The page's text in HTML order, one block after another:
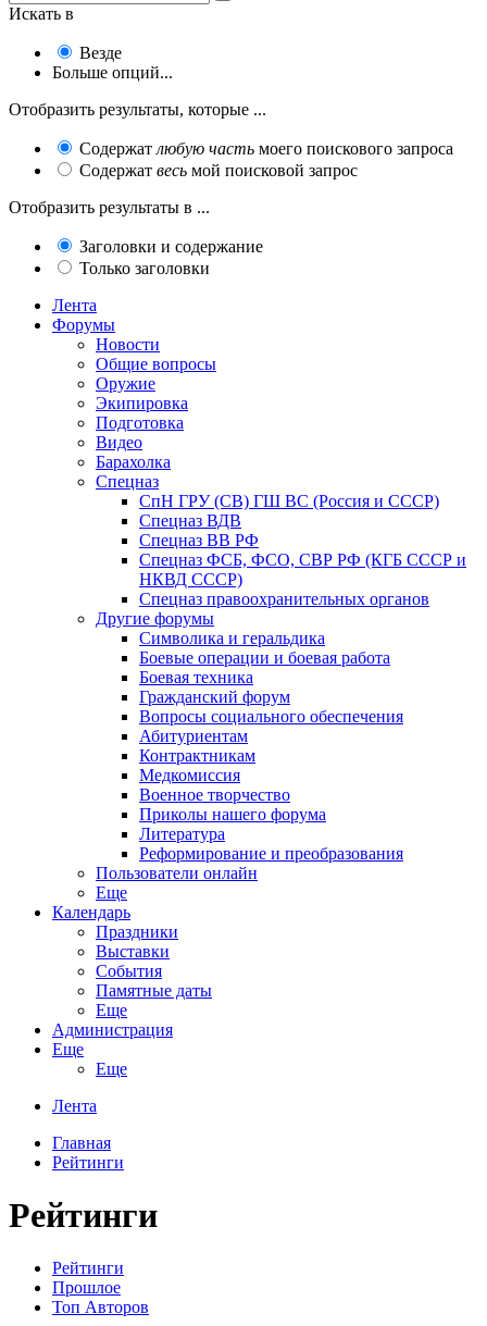
Искать в
Везде
Больше опций...
Отобразить результаты, которые ...
Содержат любую часть моего поискового запроса
Содержат весь мой поисковой запрос
Отобразить результаты в ...
Заголовки и содержание
Только заголовки
Лента
Форумы
Новости
Общие вопросы
Оружие
Экипировка
Подготовка
Видео
Барахолка
Спецназ
СпН ГРУ (СВ) ГШ ВС (Россия и СССР)
Спецназ ВДВ
Спецназ ВВ РФ
Спецназ ФСБ, ФСО, СВР РФ (КГБ СССР и
НКВД СССР)
Спецназ правоохранительных органов
Другие форумы
Символика и геральдика
Боевые операции и боевая работа
Боевая техника
Гражданский форум
Вопросы социального обеспечения
Абитуриентам
Контрактникам
Медкомиссия
Военное творчество
Приколы нашего форума
Литература
Реформирование и преобразования
Пользователи онлайн
Еще
Календарь
Праздники
Выставки
События
Памятные даты
Еще
Администрация
Еще
Еще
Лента
Главная
Рейтинги
Рейтинги
Рейтинги
Прошлое
Топ Авторов